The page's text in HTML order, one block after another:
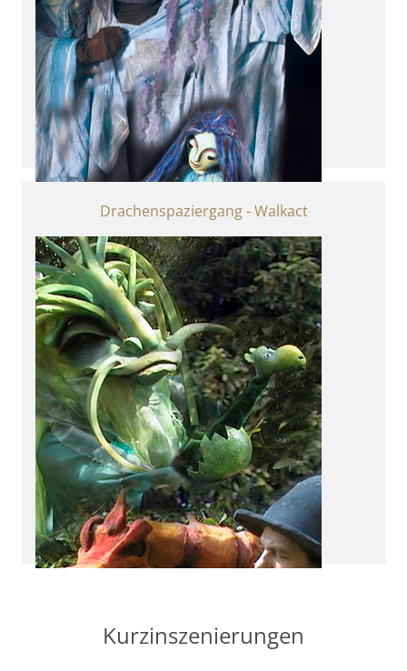
für Seefahrer ab 4
Drachenspaziergang - Walkact
Kurzinszenierungen